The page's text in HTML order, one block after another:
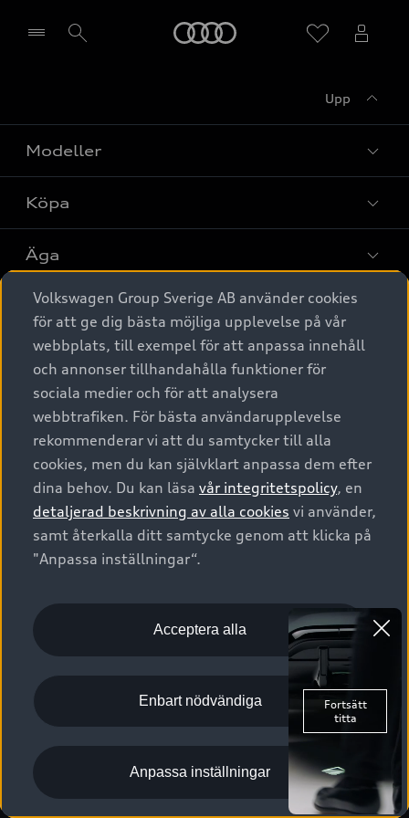
Upp
Modeller
Alla modeller
Elbilar
A6 modellerna
SUV
Avant
Audi Sport
Köpa
Privaterbjudanden
Privatleasing
Nya bilar i lager
Begagnade bilar i lager
Audi approved :plus - så gott som nya
Finansiering
Audi exclusive
Provkörning
Äga
Service & tillbehör
Audi digital services
Originaltillbehör - köp online
Garantier
Försäkring
Digitala manualer för din Audi
Audi Collection – livsstilsartiklar
Vanliga frågor
2G/3G nätet stängs ned - Hur påverkas min bil av detta?
Tjänstebil
Tjänstebil
Business lease online
Företagsleasing
Om Audi Sverige
Kontakta oss
Audi Återförsäljare/-serviceverkstad
myAudi
Pressmeddelanden
Nyhetsbrev
Vårt hållbarhetsarbete
Lediga tjänster huvudkontor
Lediga tjänster hos Audi Återförsäljare
Kommentar till mediauppgifter om dataläcka
© 2026 AUDI SVERIGE. All Rights Reserved.
Utgivare Juridiskt
Juridiskt Audi AG
Juridiskt Audi Digital Giveaway
Anpassa inställningar för cookies
Visselblåsarkanaler
Volkswagen Group Sverige AB använder cookies
för att ge dig bästa möjliga upplevelse på vår
webbplats, till exempel för att anpassa innehåll
och annonser tillhandahålla funktioner för
sociala medier och för att analysera
webbtrafiken. För bästa användarupplevelse
rekommenderar vi att du samtycker till alla
cookies, men du kan självklart anpassa dem efter
dina behov. Du kan läsa vår integritetspolicy, en
detaljerad beskrivning av alla cookies vi använder,
samt återkalla ditt samtycke genom att klicka på
"Anpassa inställningar“.
Acceptera alla
Enbart nödvändiga
Anpassa inställningar